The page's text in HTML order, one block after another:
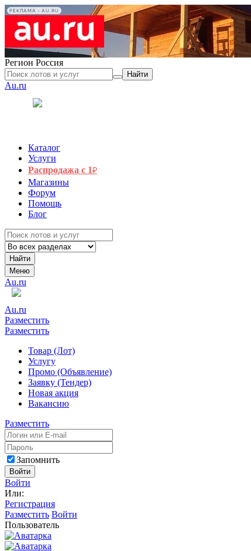
РЕКЛАМА • AU.RU
Регион Россия
Найти
Au.ru
Каталог
Услуги
Распродажа с 1₽
Магазины
Форум
Помощь
Блог
Найти
Меню
Au.ru
Au.ru
Разместить
Разместить
Товар (Лот)
Услугу
Промо (Объявление)
Заявку (Тендер)
Новая акция
Вакансию
Разместить
Запомнить
Войти
Войти
Или:
Регистрация
Разместить Войти
Пользователь